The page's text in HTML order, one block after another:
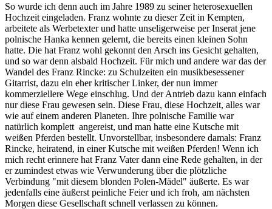
So wurde ich denn auch im Jahre 1989 zu seiner heterosexuellen
Hochzeit eingeladen. Franz wohnte zu dieser Zeit in Kempten,
arbeitete als Werbetexter und hatte unseligerweise per Inserat jene
polnische Hanka kennen gelernt, die bereits einen kleinen Sohn
hatte. Die hat Franz wohl gekonnt den Arsch ins Gesicht gehalten,
und so war denn alsbald Hochzeit. Für mich und andere war das der
Wandel des Franz Rincke: zu Schulzeiten ein musikbesessener
Gitarrist, dazu ein eher kritischer Linker, der nun immer
kommerziellere Wege einschlug. Und der Antrieb dazu kann einfach
nur diese Frau gewesen sein. Diese Frau, diese Hochzeit, alles war
wie auf einem anderen Planeten. Ihre polnische Familie war
natürlich komplett angereist, und man hatte eine Kutsche mit
weißen Pferden bestellt. Unvorstellbar, insbesondere damals: Franz
Rincke, heiratend, in einer Kutsche mit weißen Pferden! Wenn ich
mich recht erinnere hat Franz Vater dann eine Rede gehalten, in der
er zumindest etwas wie Verwunderung über die plötzliche
Verbindung "mit diesem blonden Polen-Mädel" äußerte. Es war
jedenfalls eine äußerst peinliche Feier und ich froh, am nächsten
Morgen diese Gesellschaft schnell verlassen zu können.